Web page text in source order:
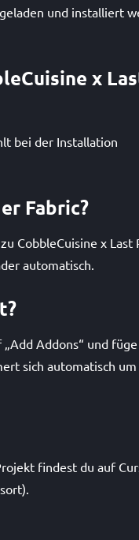
und installiert
x
bei der Installation
Fabric?
CobbleCuisine x Last
automatisch.
Addons“ und
sich automatisch um
findest du auf